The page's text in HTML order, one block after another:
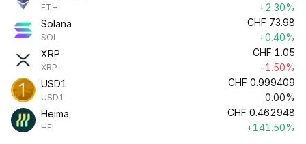
ETH
+2.30%
Solana
SOL
CHF 73.98
+0.40%
XRP
XRP
CHF 1.05
-1.50%
USD1
USD1
CHF 0.999409
0.00%
Heima
HEI
CHF 0.462948
+141.50%